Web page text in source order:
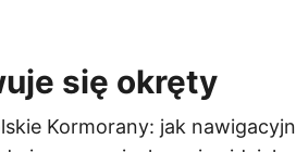
się okręty
Kormorany: jak